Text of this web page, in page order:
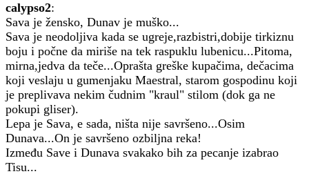
calypso2:
Sava je žensko, Dunav je muško...
Sava je neodoljiva kada se ugreje,razbistri,dobije tirkiznu
boju i počne da miriše na tek raspuklu lubenicu...Pitoma,
mirna,jedva da teče...Oprašta greške kupačima, dečacima
koji veslaju u gumenjaku Maestral, starom gospodinu koji
je preplivava nekim čudnim "kraul" stilom (dok ga ne
pokupi gliser).
Lepa je Sava, e sada, ništa nije savršeno...Osim
Dunava...On je savršeno ozbiljna reka!
Između Save i Dunava svakako bih za pecanje izabrao
Tisu...